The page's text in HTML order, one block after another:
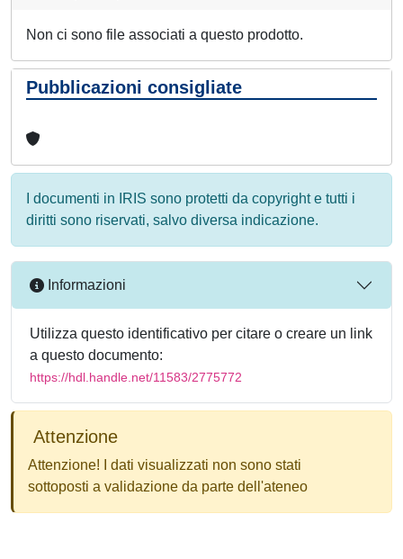
Non ci sono file associati a questo prodotto.
Pubblicazioni consigliate
I documenti in IRIS sono protetti da copyright e tutti i
diritti sono riservati, salvo diversa indicazione.
Informazioni
Utilizza questo identificativo per citare o creare un link
a questo documento:
https://hdl.handle.net/11583/2775772
Attenzione
Attenzione! I dati visualizzati non sono stati
sottoposti a validazione da parte dell'ateneo